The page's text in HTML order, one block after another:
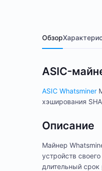
Обзор
ASIC-
ASIC Whatsminer
хэширования
Описание
Майнер
устройств
длительный срок